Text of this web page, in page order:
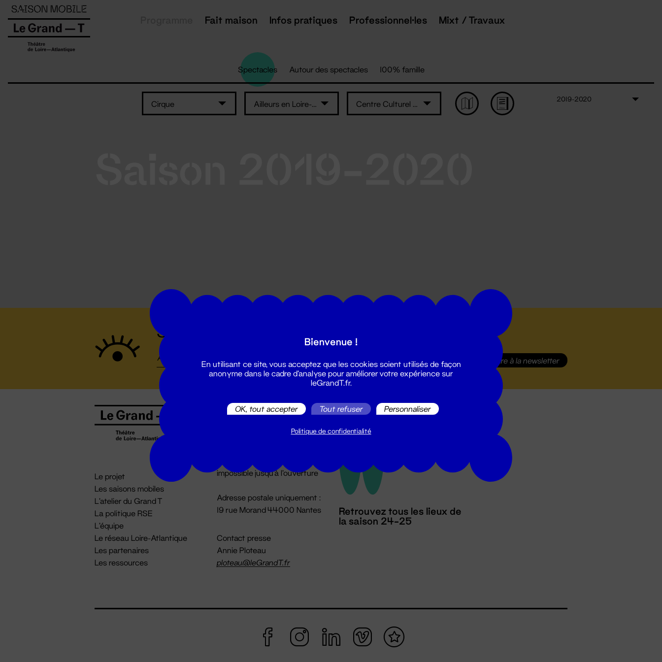
Fait maison Infos pratiques Professionnel·les Mixt / Travaux
Spectacles Autour des spectacles 100% famille
Cirque Ailleurs en Loire-Atlantique Centre Culturel Athanor
2019-2020
Suivez toutes les actualités du Grand T :
S'inscrire à la newsletter
Le projet
Les saisons mobiles
L'atelier du Grand T
La politique RSE
L'équipe
Le réseau Loire-Atlantique
Les partenaires
Les ressources
Billetterie
billetterie@leGrandT.fr
impossible jusqu'à l'ouverture
Adresse postale uniquement :
19 rue Morand 44000 Nantes
Contact presse
Annie Ploteau
ploteau@leGrandT.fr
Retrouvez tous les lieux de
la saison 24-25
Panneau de gestion des cookies
Bienvenue !
En utilisant ce site, vous acceptez que les cookies soient utilisés de façon
anonyme dans le cadre d'analyse pour améliorer votre expérience sur
leGrandT.fr.
OK, tout accepter Tout refuser Personnaliser
Politique de confidentialité